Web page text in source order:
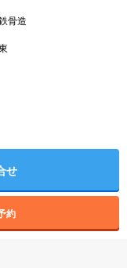
骨造
せ
約